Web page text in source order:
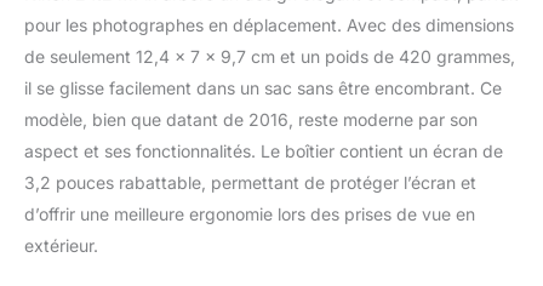
pour les photographes en déplacement. Avec des dimensions
de seulement 12,4 x 7 x 9,7 cm et un poids de 420 grammes,
il se glisse facilement dans un sac sans être encombrant. Ce
modèle, bien que datant de 2016, reste moderne par son
aspect et ses fonctionnalités. Le boîtier contient un écran de
3,2 pouces rabattable, permettant de protéger l’écran et
d’offrir une meilleure ergonomie lors des prises de vue en
extérieur.